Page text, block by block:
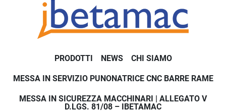
PRODOTTI NEWS CHI SIAMO
MESSA IN SERVIZIO PUNONATRICE CNC BARRE RAME
MESSA IN SICUREZZA MACCHINARI | ALLEGATO V
D.LGS. 81/08 – IBETAMAC